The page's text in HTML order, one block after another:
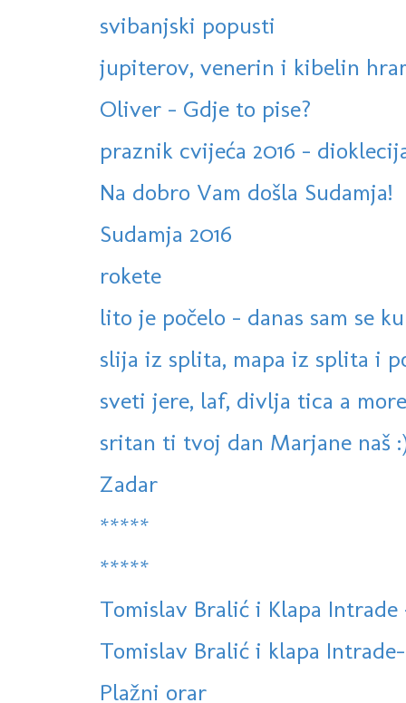
svibanjski popusti
jupiterov, venerin i kibelin
Oliver - Gdje to pise?
praznik cvijeća 2016 -
Na dobro Vam došla Sudamja!
Sudamja 2016
rokete
lito je počelo - danas sam se
slija iz splita, mapa iz splita i
sveti jere, laf, divlja tica a
sritan ti tvoj dan Marjane naš
Zadar
*****
*****
Tomislav Bralić i Klapa Intrade
Tomislav Bralić i klapa
Plažni orar